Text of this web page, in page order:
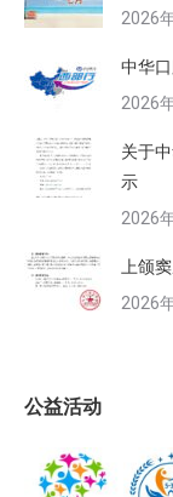
2026
中华
2026
关于
示
2026
上颌
2026
公益活动